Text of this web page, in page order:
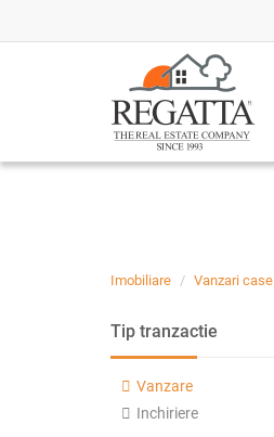
Imobiliare Vanzari case
Tip tranzactie
Vanzare
Inchiriere